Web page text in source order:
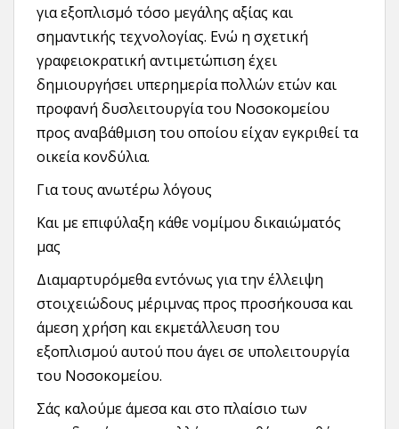
για εξοπλισμό τόσο μεγάλης αξίας και
σημαντικής τεχνολογίας. Ενώ η σχετική
γραφειοκρατική αντιμετώπιση έχει
δημιουργήσει υπερημερία πολλών ετών και
προφανή δυσλειτουργία του Νοσοκομείου
προς αναβάθμιση του οποίου είχαν εγκριθεί τα
οικεία κονδύλια.
Για τους ανωτέρω λόγους
Και με επιφύλαξη κάθε νομίμου δικαιώματός
μας
Διαμαρτυρόμεθα εντόνως για την έλλειψη
στοιχειώδους μέριμνας προς προσήκουσα και
άμεση χρήση και εκμετάλλευση του
εξοπλισμού αυτού που άγει σε υπολειτουργία
του Νοσοκομείου.
Σάς καλούμε άμεσα και στο πλαίσιο των